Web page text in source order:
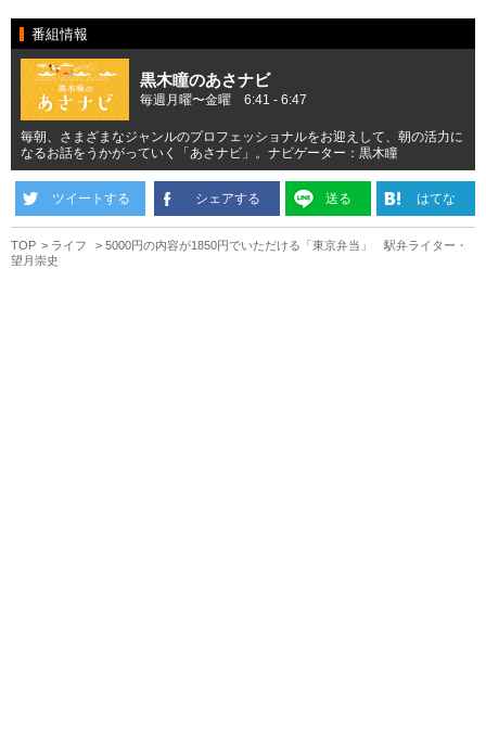
番組情報
黒木瞳のあさナビ
毎週月曜〜金曜 6:41 - 6:47
毎朝、さまざまなジャンルのプロフェッショナルをお迎えして、朝の活力に
なるお話をうかがっていく「あさナビ」。ナビゲーター：黒木瞳
ツイートする シェアする 送る はてな
TOP ライフ
5000円の内容が1850円でいただける「東京弁当」 駅弁ライター・
望月崇史